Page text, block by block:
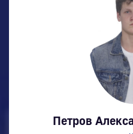
Петров